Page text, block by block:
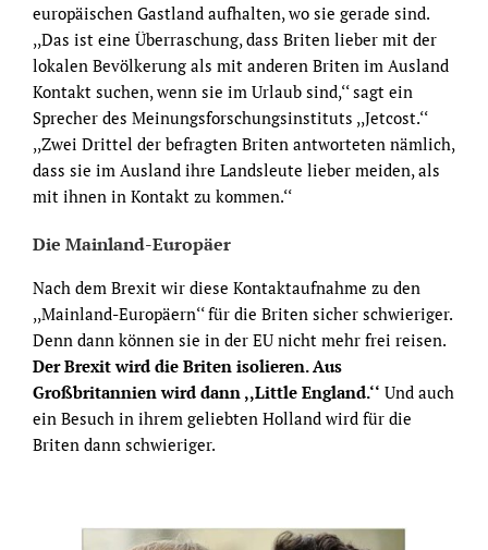
europäischen Gastland aufhalten, wo sie gerade sind.
,,Das ist eine Überraschung, dass Briten lieber mit der
lokalen Bevölkerung als mit anderen Briten im Ausland
Kontakt suchen, wenn sie im Urlaub sind,‘‘ sagt ein
Sprecher des Meinungsforschungsinstituts ,,Jetcost.‘‘
,,Zwei Drittel der befragten Briten antworteten nämlich,
dass sie im Ausland ihre Landsleute lieber meiden, als
mit ihnen in Kontakt zu kommen.‘‘
Die Mainland-Europäer
Nach dem Brexit wir diese Kontaktaufnahme zu den
,,Mainland-Europäern‘‘ für die Briten sicher schwieriger.
Denn dann können sie in der EU nicht mehr frei reisen.
Der Brexit wird die Briten isolieren. Aus
Großbritannien wird dann ,,Little England.‘‘ Und auch
ein Besuch in ihrem geliebten Holland wird für die
Briten dann schwieriger.